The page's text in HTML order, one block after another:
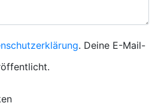
. Deine E-Mail-